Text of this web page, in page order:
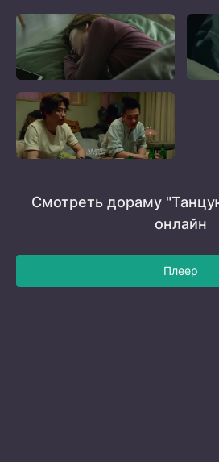
Смотреть дораму
онлайн
Плеер